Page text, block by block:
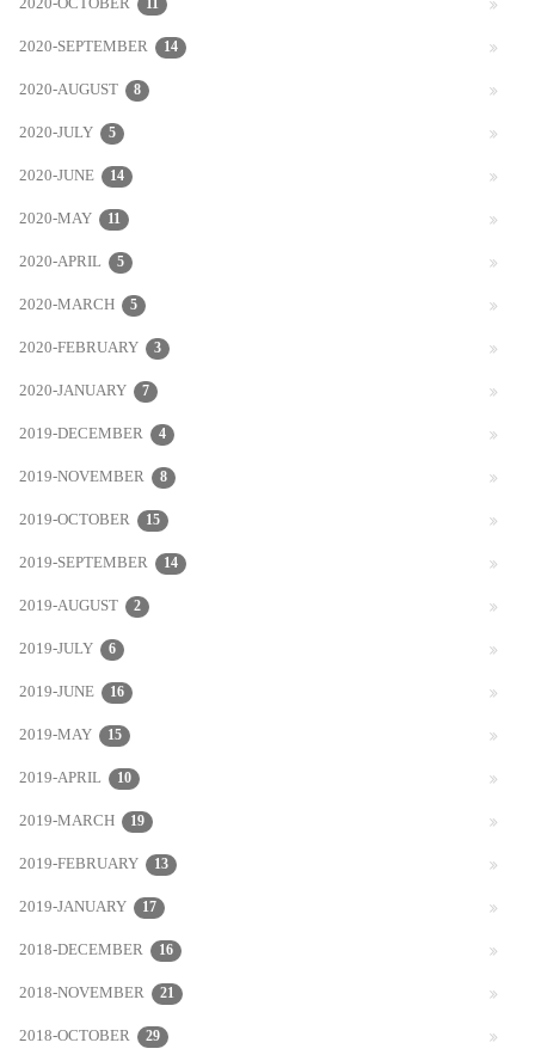
2020-SEPTEMBER 14
2020-AUGUST 8
2020-JULY 5
2020-JUNE 14
2020-MAY 11
2020-APRIL 5
2020-MARCH 5
2020-FEBRUARY 3
2020-JANUARY 7
2019-DECEMBER 4
2019-NOVEMBER 8
2019-OCTOBER 15
2019-SEPTEMBER 14
2019-AUGUST 2
2019-JULY 6
2019-JUNE 16
2019-MAY 15
2019-APRIL 10
2019-MARCH 19
2019-FEBRUARY 13
2019-JANUARY 17
2018-DECEMBER 16
2018-NOVEMBER 21
2018-OCTOBER 29